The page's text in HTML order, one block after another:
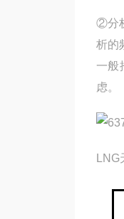
②分
析的
一般
虑。